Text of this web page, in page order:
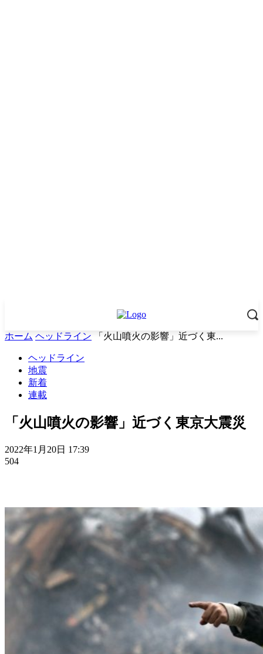
ホーム ヘッドライン 「火山噴火の影響」近づく東...
ヘッドライン
地震
新着
連載
「火山噴火の影響」近づく東京大震災
2022年1月20日 17:39
504